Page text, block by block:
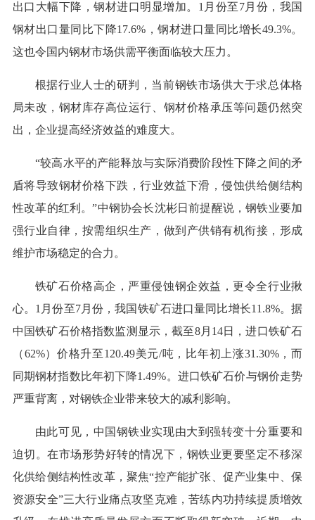
出口大幅下降，钢材进口明显增加。1月份至7月份，我国
钢材出口量同比下降17.6%，钢材进口量同比增长49.3%。
这也令国内钢材市场供需平衡面临较大压力。
根据行业人士的研判，当前钢铁市场供大于求总体格
局未改，钢材库存高位运行、钢材价格承压等问题仍然突
出，企业提高经济效益的难度大。
“较高水平的产能释放与实际消费阶段性下降之间的矛
盾将导致钢材价格下跌，行业效益下滑，侵蚀供给侧结构
性改革的红利。”中钢协会长沈彬日前提醒说，钢铁业要加
强行业自律，按需组织生产，做到产供销有机衔接，形成
维护市场稳定的合力。
铁矿石价格高企，严重侵蚀钢企效益，更令全行业揪
心。1月份至7月份，我国铁矿石进口量同比增长11.8%。据
中国铁矿石价格指数监测显示，截至8月14日，进口铁矿石
（62%）价格升至120.49美元/吨，比年初上涨31.30%，而
同期钢材指数比年初下降1.49%。进口铁矿石价与钢价走势
严重背离，对钢铁企业带来较大的减利影响。
由此可见，中国钢铁业实现由大到强转变十分重要和
迫切。在市场形势好转的情况下，钢铁业更要坚定不移深
化供给侧结构性改革，聚焦“控产能扩张、促产业集中、保
资源安全”三大行业痛点攻坚克难，苦练内功持续提质增效